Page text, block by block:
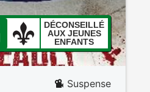
DÉCONSEILLÉ
AUX JEUNES
ENFANTS
Suspense